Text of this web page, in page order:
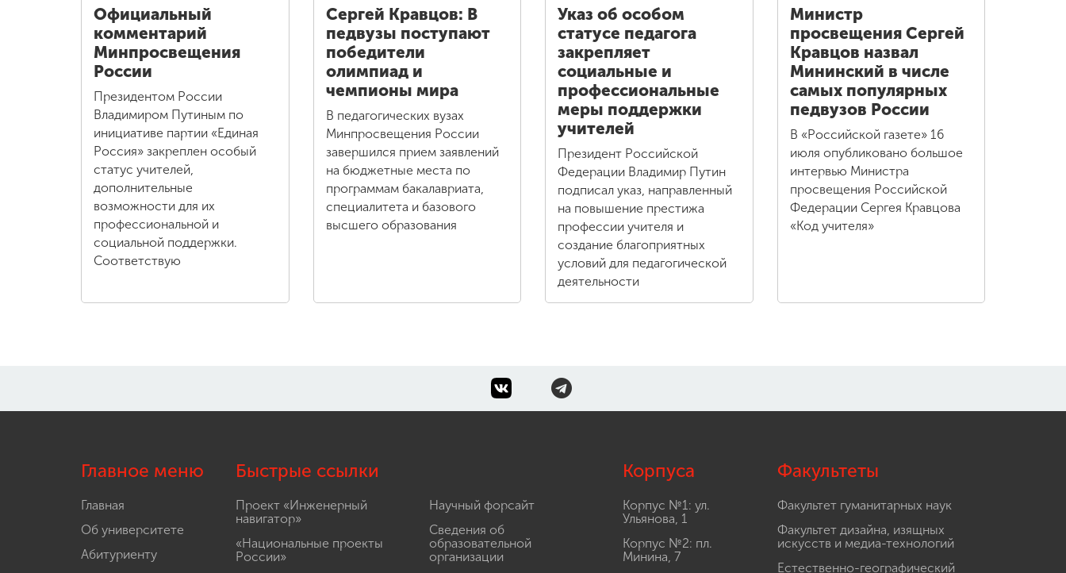
Официальный
комментарий
Минпросвещения
России
Президентом России
Владимиром Путиным по
инициативе партии «Единая
Россия» закреплен особый
статус учителей,
дополнительные
возможности для их
профессиональной и
социальной поддержки.
Соответствую
Сергей Кравцов: В
педвузы поступают
победители
олимпиад и
чемпионы мира
В педагогических вузах
Минпросвещения России
завершился прием заявлений
на бюджетные места по
программам бакалавриата,
специалитета и базового
высшего образования
Указ об особом
статусе педагога
закрепляет
социальные и
профессиональные
меры поддержки
учителей
Президент Российской
Федерации Владимир Путин
подписал указ, направленный
на повышение престижа
профессии учителя и
создание благоприятных
условий для педагогической
деятельности
Министр
просвещения Сергей
Кравцов назвал
Мининский в числе
самых популярных
педвузов России
В «Российской газете» 16
июля опубликовано большое
интервью Министра
просвещения Российской
Федерации Сергея Кравцова
«Код учителя»
Главное меню
Главная
Об университете
Абитуриенту
Быстрые ссылки
Проект «Инженерный
навигатор»
«Национальные проекты
России»
Научный форсайт
Сведения об
образовательной
организации
Корпуса
Корпус №1: ул.
Ульянова, 1
Корпус №2: пл.
Минина, 7
Факультеты
Факультет гуманитарных наук
Факультет дизайна, изящных
искусств и медиа-технологий
Естественно-географический